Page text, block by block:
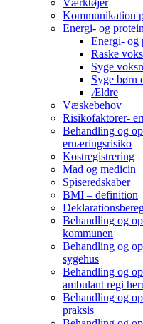
Værktøjer
Kommunikation
Energi- og
Energi- og
Raske
Syge
Syge børn
Ældre
Væskebehov
Risikofaktorer-
Behandling og
ernæringsrisiko
Kostregistrering
Mad og medicin
Spiseredskaber
BMI – definition
Behandling og
kommunen
Behandling og
sygehus
Behandling og
ambulant regi
Behandling og
praksis